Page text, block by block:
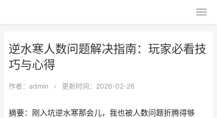
逆水寒人数问题解决指南：玩家必看技
巧与心得
作者： admin • 更新时间：2026-02-26
摘要：刚入坑逆水寒那会儿，我也被人数问题折腾得够